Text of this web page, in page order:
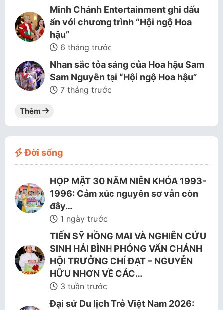
Minh Chánh Entertainment ghi dấu
ấn với chương trình “Hội ngộ Hoa
hậu”
6 tháng trước
Nhan sắc tỏa sáng của Hoa hậu Sam
Sam Nguyễn tại “Hội ngộ Hoa hậu”
7 tháng trước
Thêm
Đời sống
HỌP MẶT 30 NĂM NIÊN KHÓA 1993-
1996: Cảm xúc nguyên sơ vẫn còn
đây…
1 ngày trước
TIẾN SỸ HỒNG MAI VÀ NGHIÊN CỨU
SINH HẢI BÌNH PHỎNG VẤN CHÁNH
HỘI TRƯỞNG CHÍ ĐẠT – NGUYỄN
HỮU NHƠN VỀ CÁC…
3 tuần trước
Đại sứ Du lịch Trẻ Việt Nam 2026: